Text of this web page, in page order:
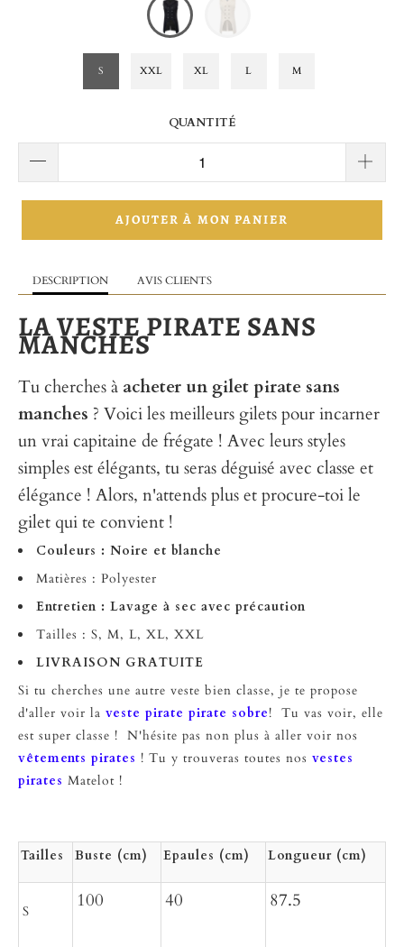
S XXL XL L M
QUANTITÉ
AJOUTER À MON PANIER
DESCRIPTION AVIS CLIENTS
LA VESTE PIRATE SANS
MANCHES
Tu cherches à acheter un gilet pirate sans
manches ? Voici les meilleurs gilets pour incarner
un vrai capitaine de frégate ! Avec leurs styles
simples est élégants, tu seras déguisé avec classe et
élégance ! Alors, n'attends plus et procure-toi le
gilet qui te convient !
Couleurs : Noire et blanche
Matières : Polyester
Entretien : Lavage à sec avec précaution
Tailles : S, M, L, XL, XXL
LIVRAISON GRATUITE
Si tu cherches une autre veste bien classe, je te propose
d'aller voir la veste pirate pirate sobre! Tu vas voir, elle
est super classe ! N'hésite pas non plus à aller voir nos
vêtements pirates ! Tu y trouveras toutes nos vestes
pirates Matelot !
Tailles Buste (cm) Epaules (cm) Longueur (cm)
S 100 40 87.5